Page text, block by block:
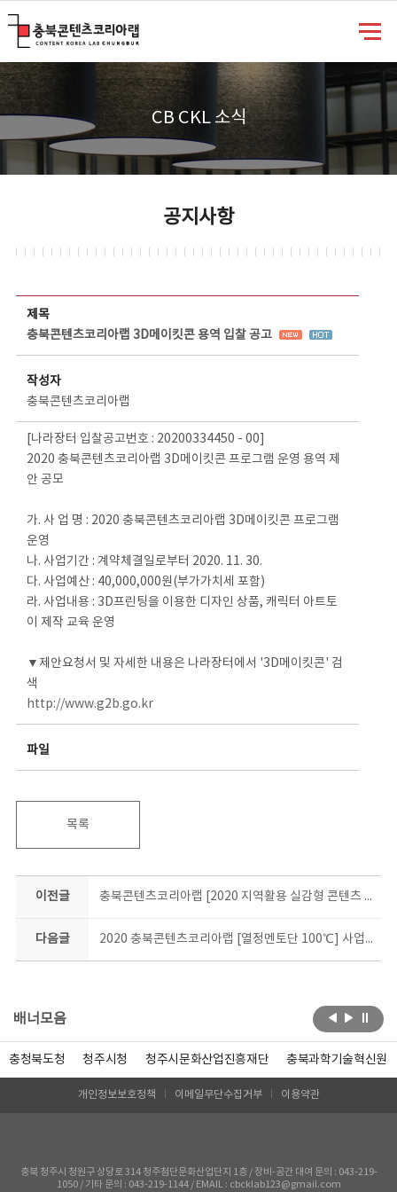
CB CKL 소식
공지사항
제목
충북콘텐츠코리아랩 3D메이킷콘 용역 입찰 공고
작성자
충북콘텐츠코리아랩
[나라장터 입찰공고번호 : 20200334450 - 00]
2020 충북콘텐츠코리아랩 3D메이킷콘 프로그램 운영 용역 제
안 공모
가. 사 업 명 : 2020 충북콘텐츠코리아랩 3D메이킷콘 프로그램
운영
나. 사업기간 : 계약체결일로부터 2020. 11. 30.
다. 사업예산 : 40,000,000원(부가가치세 포함)
라. 사업내용 : 3D프린팅을 이용한 디자인 상품, 캐릭터 아트토
이 제작 교육 운영
▼제안요청서 및 자세한 내용은 나라장터에서 '3D메이킷콘' 검
색
http://www.g2b.go.kr
파일
목록
이전글 충북콘텐츠코리아랩 [2020 지역활용 실감형 콘텐츠 제작 지원사업] 공고
다음글 2020 충북콘텐츠코리아랩 [열정멘토단 100℃] 사업 공고
배너모음
충청북도청 청주시청 청주시문화산업진흥재단 충북과학기술혁신원
개인정보보호정책 이메일무단수집거부 이용약관
충북 청주시 청원구 상당로 314 청주첨단문화산업단지 1층 / 장비-공간 대여 문의 : 043-219-
1050 / 기타 문의 : 043-219-1144 / EMAIL : cbcklab123@gmail.com